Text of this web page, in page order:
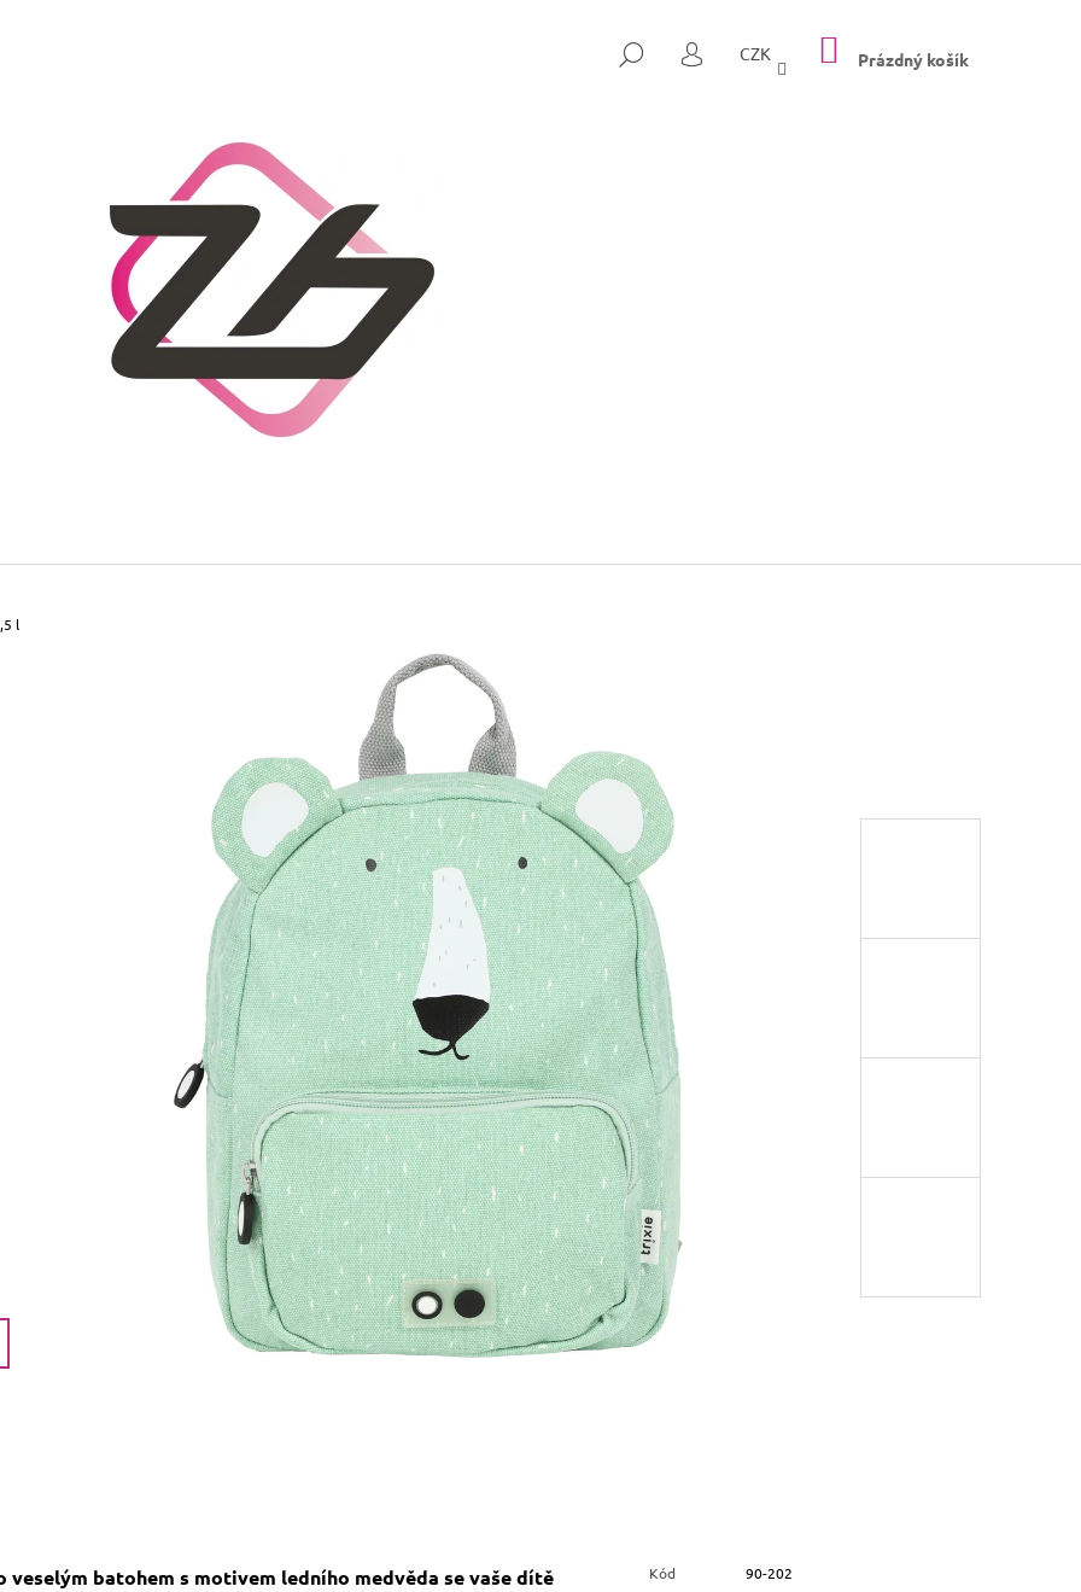
HLEDAT
PŘIHLÁŠENÍ
CZK NÁKUPNÍ
KOŠÍK
Prázdný košík
l
veselým batohem s motivem ledního medvěda se vaše dítě
Kód
90-202
HLEDAT
DOPORUČUJEME